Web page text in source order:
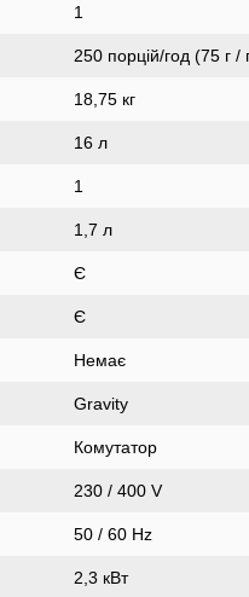
1
250 порцій/год (75 г /
18,75 кг
16 л
1
1,7 л
Є
Є
Немає
Gravity
Комутатор
230 / 400 V
50 / 60 Hz
2,3 кВт